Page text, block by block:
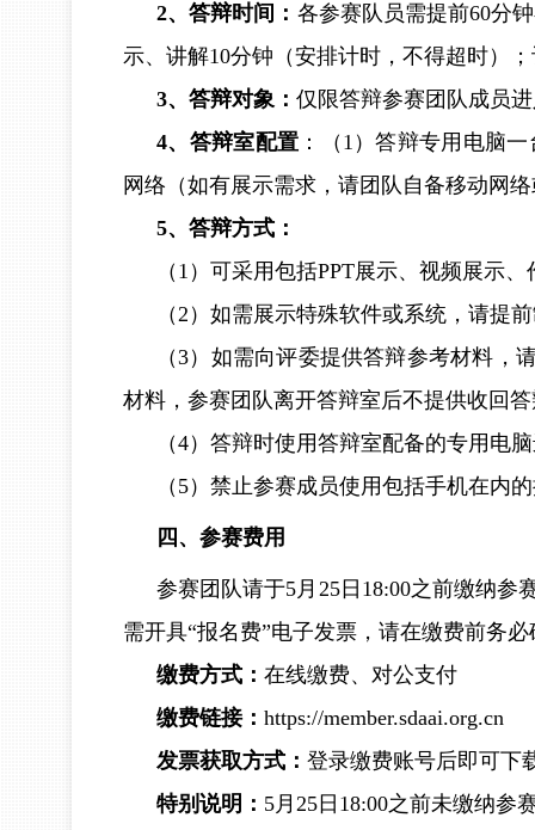
2、答辩时间： 各参赛队员需提前60分
示、讲解10分钟（安排计时，不得超时）
3、答辩对象： 仅限答辩参赛团队成员
4、答辩室配置 ：（1）答辩专用电脑
网络（如有展示需求，请团队自备移动网
5、答辩方式：
（1）可采用包括PPT展示、视频展示
（2）如需展示特殊软件或系统，请提
（3）如需向评委提供答辩参考材料
材料，参赛团队离开答辩室后不提供收回
（4）答辩时使用答辩室配备的专用电
（5）禁止参赛成员使用包括手机在内
四、参赛费用
参赛团队请于5月25日18:00之前缴纳
需开具“报名费”电子发票，请在缴费前务
缴费方式： 在线缴费、对公支付
缴费链接： https://member.sdaai.org.cn
发票获取方式： 登录缴费账号后即可下
特别说明： 5月25日18:00之前未缴纳参